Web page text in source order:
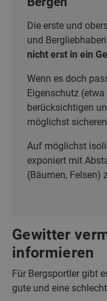
Die erste und
und
nicht erst in ein
Wenn es doch
Eigenschutz
berücksichtigen
möglichst
Auf möglichst
exponiert mit
(Bäumen, Felsen)
Gewitter
informieren
Für Bergsportler gibt
gute und eine